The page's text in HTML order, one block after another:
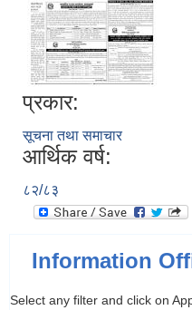
प्रकार:
सूचना तथा समाचार
आर्थिक वर्ष:
८२/८३
Information
Select any filter and click on